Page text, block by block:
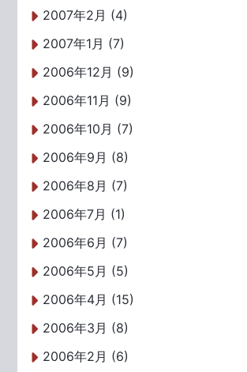
2007年2月 (4)
2007年1月 (7)
2006年12月 (9)
2006年11月 (9)
2006年10月 (7)
2006年9月 (8)
2006年8月 (7)
2006年7月 (1)
2006年6月 (7)
2006年5月 (5)
2006年4月 (15)
2006年3月 (8)
2006年2月 (6)